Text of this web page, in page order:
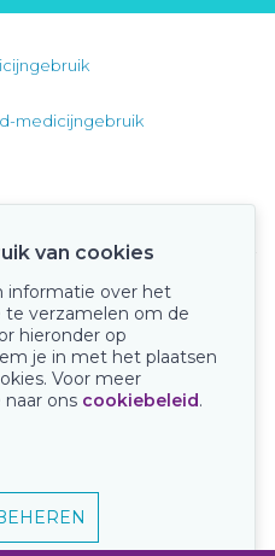
medicijngebruik
van cookies
informatie over het
te verzamelen om de
hieronder op
je in met het plaatsen
Voor meer
ons cookiebeleid.